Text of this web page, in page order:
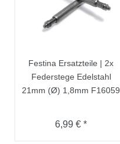
Festina Ersatzteile | 2x
Federstege Edelstahl
21mm (Ø) 1,8mm F16059
6,99 € *